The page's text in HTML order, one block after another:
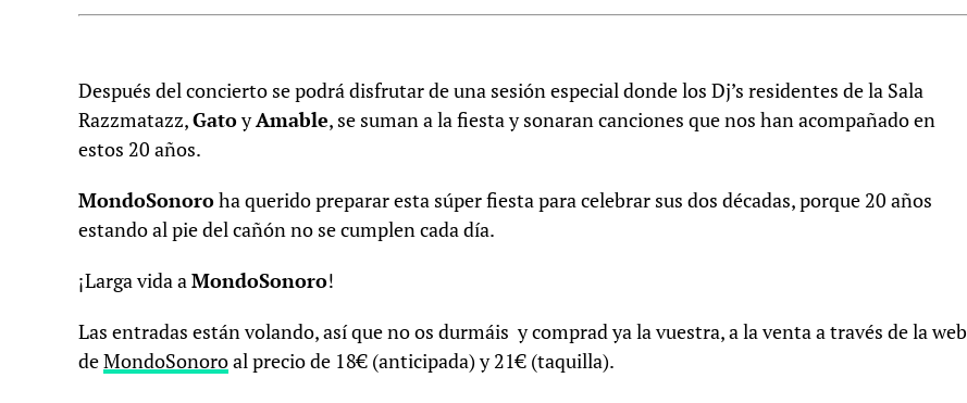
Después del concierto se podrá disfrutar de una sesión especial donde los Dj’s residentes de la Sala
Razzmatazz,GatoyAmable, se suman a la fiesta y sonaran canciones que nos han acompañado en
estos 20 años.
MondoSonoroha querido preparar esta súper fiesta para celebrar sus dos décadas, porque 20 años
estando al pie del cañón no se cumplen cada día.
¡Larga vida aMondoSonoro!
Las entradas están volando, así que no os durmáis y comprad ya la vuestra, a la venta a través de la web
deMondoSonoroal precio de 18€ (anticipada) y 21€ (taquilla).